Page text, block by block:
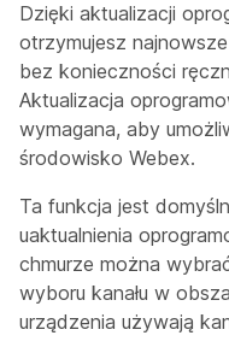
Dzięki aktualizacji
otrzymujesz
bez konieczności
Aktualizacja
wymagana, aby
środowisko Webex.
Ta funkcja jest
uaktualnienia
chmurze można
wyboru kanału w
urządzenia używają